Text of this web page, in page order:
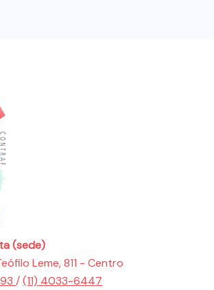
(sede)
Leme, 811 - Centro
/(11) 4033-6447